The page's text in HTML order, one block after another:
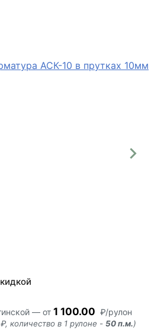
— от 1 100.00 ₽/рулон
₽, количество в 1 рулоне - 50 п.м.)